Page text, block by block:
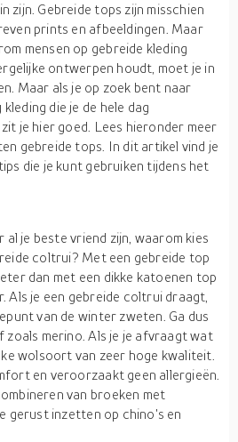
zijn. Gebreide tops zijn misschien
prints en afbeeldingen. Maar
mensen op gebreide kleding
ontwerpen houdt, moet je in
Maar als je op zoek bent naar
die je de hele dag
je hier goed. Lees hieronder meer
gebreide tops. In dit artikel vind je
die je kunt gebruiken tijdens het
je beste vriend zijn, waarom kies
coltrui? Met een gebreide top
dan met een dikke katoenen top
Als je een gebreide coltrui draagt,
van de winter zweten. Ga dus
merino. Als je je afvraagt wat
wolsoort van zeer hoge kwaliteit.
en veroorzaakt geen allergieën.
van broeken met
gerust inzetten op chino's en